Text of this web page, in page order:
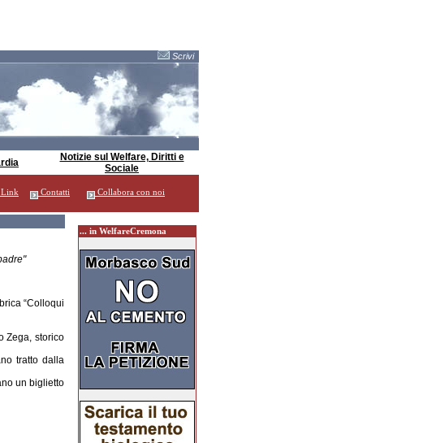
Scrivi
Notizie sul Welfare, Diritti e
Sociale
Link Contatti Collabora con noi
“Colloqui
Zega, storico
tratto dalla
un biglietto
... in WelfareCremona